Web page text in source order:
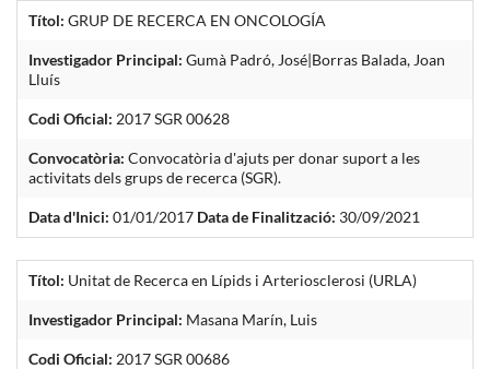
Títol: GRUP DE RECERCA EN ONCOLOGÍA
Investigador Principal: Gumà Padró, José|Borras Balada, Joan
Lluís
Codi Oficial: 2017 SGR 00628
Convocatòria: Convocatòria d'ajuts per donar suport a les
activitats dels grups de recerca (SGR).
Data d'Inici: 01/01/2017 Data de Finalització: 30/09/2021
Títol: Unitat de Recerca en Lípids i Arteriosclerosi (URLA)
Investigador Principal: Masana Marín, Luis
Codi Oficial: 2017 SGR 00686